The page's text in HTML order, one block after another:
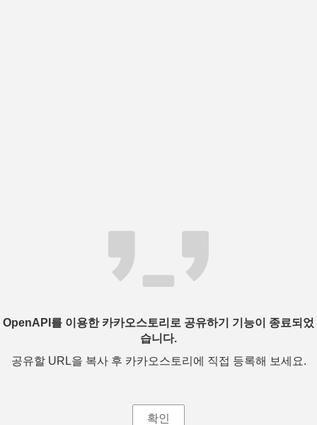
OpenAPI를 이용한 카카오스토리로 공유하기 기능이 종료되었
습니다.
공유할 URL을 복사 후 카카오스토리에 직접 등록해 보세요.
확인